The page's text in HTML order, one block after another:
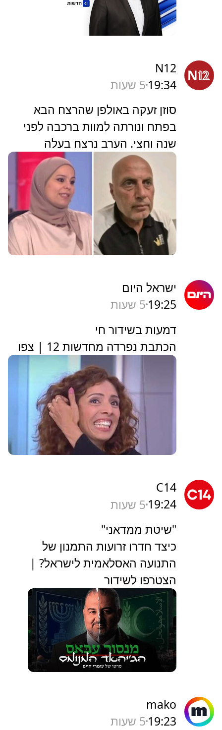
N12
19:34 5 שעות
סוזן זעקה באולפן שהרצח הבא
בפתח ונורתה למוות ברכבה לפני
שנה וחצי. הערב נרצח בעלה
ישראל היום
19:25 5 שעות
דמעות בשידור חי
הכתבת נפרדה מחדשות 12 | צפו
C14
19:24 5 שעות
"שיטת ממדאני"
כיצד חדרו זרועות התמנון של
התנועה האסלאמית לישראל? |
הצטרפו לשידור
mako
19:23 5 שעות